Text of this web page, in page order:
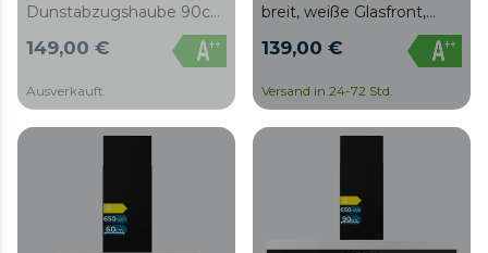
Dunstabzugshaube 90cm
breit, weiße Glasfront,
Absaugung 550m3/h,
Touch Control, 3
Leistungsstufen, Licht,
Handbedienung und
149,00 €
Ausverkauft
breit, weiße Glasfront,
Saugleistung 550m3/h,
Motor 70W, Klasse A++,
Leistungsstufen, Booster,
Licht, Kohlefilter,
139,00 €
Versand in 24-72 Std.